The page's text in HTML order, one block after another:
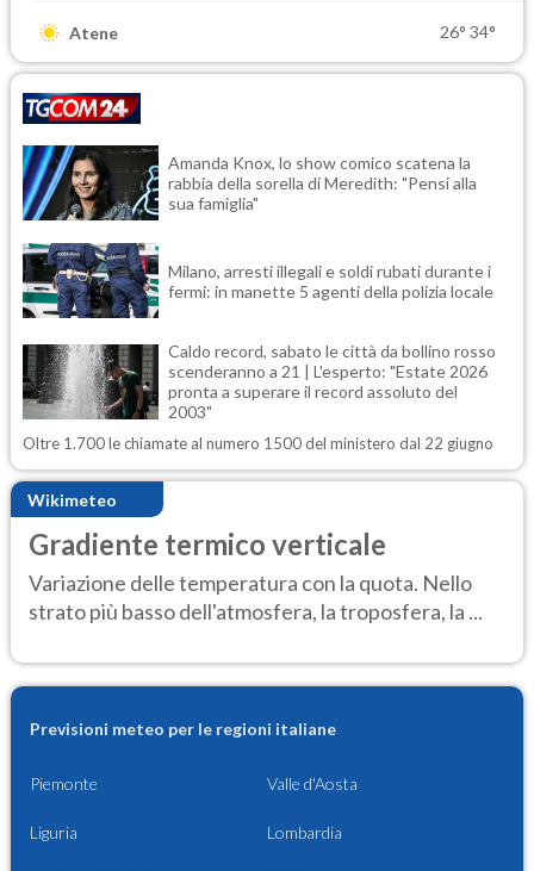
Atene 26° 34°
Amanda Knox, lo show comico scatena la
rabbia della sorella di Meredith: "Pensi alla
sua famiglia"
Milano, arresti illegali e soldi rubati durante i
fermi: in manette 5 agenti della polizia locale
Caldo record, sabato le città da bollino rosso
scenderanno a 21 | L'esperto: "Estate 2026
pronta a superare il record assoluto del
2003"
Oltre 1.700 le chiamate al numero 1500 del ministero dal 22 giugno
Wikimeteo
Gradiente termico verticale
Variazione delle temperatura con la quota. Nello
strato più basso dell'atmosfera, la troposfera, la ...
Previsioni meteo per le regioni italiane
Piemonte Valle d'Aosta
Liguria Lombardia